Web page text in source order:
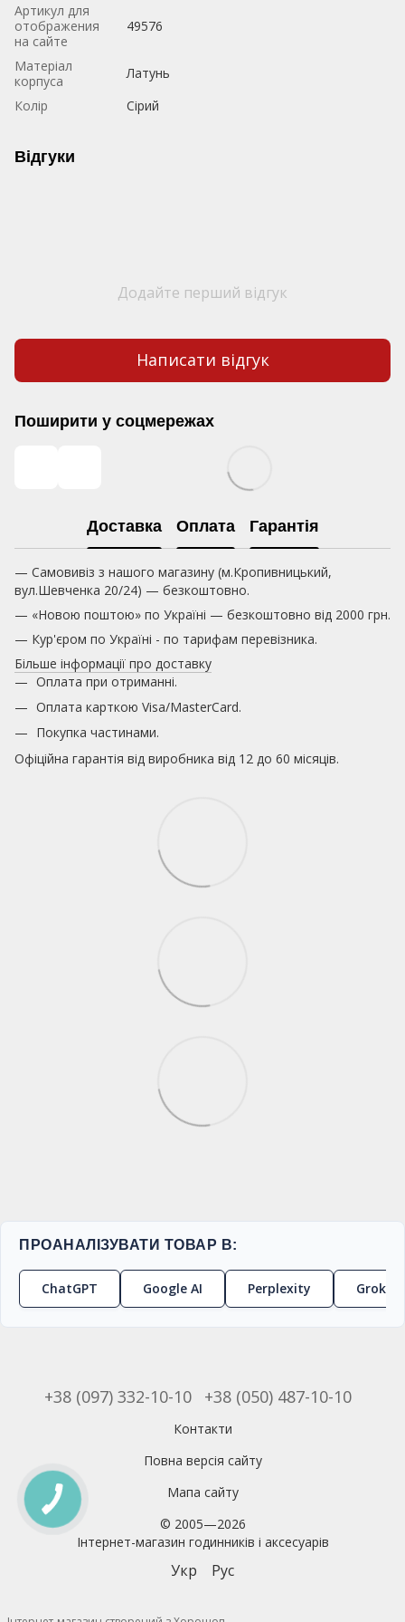
Артикул для
отображения
на сайте
49576
Матеріал
корпуса
Латунь
Колір
Сірий
Відгуки
Додайте перший відгук
Написати відгук
Поширити у соцмережах
Доставка Оплата Гарантія
— Самовивіз з нашого магазину (м.Кропивницький,
вул.Шевченка 20/24) — безкоштовно.
— «Новою поштою» по Україні — безкоштовно від 2000 грн.
— Кур'єром по Україні - по тарифам перевізника.
Більше інформації про доставку
Оплата при отриманні.
Оплата карткою Visa/MasterCard.
Покупка частинами.
Офіційна гарантія від виробника від 12 до 60 місяців.
ПРОАНАЛІЗУВАТИ ТОВАР В:
ChatGPT Google AI Perplexity Grok
+38 (097) 332-10-10 +38 (050) 487-10-10
Контакти
Повна версія сайту
Мапа сайту
© 2005—2026
Інтернет-магазин годинників і аксесуарів
Укр Рус